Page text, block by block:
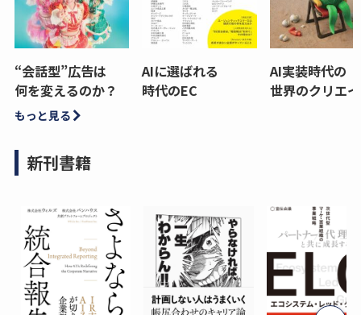
“会話型”広告は
何を変えるのか？
AIに選ばれる
時代のEC
AI実装時代の
世界のクリエ
もっと見る
新刊書籍